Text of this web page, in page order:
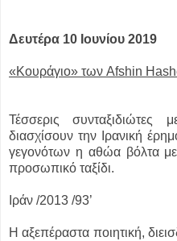
Δευτέρα 10 Ιουνίου 2019
«Κουράγιο» των Afshin
Τέσσερις
διασχίσουν την Ιρανική
γεγονότων η αθώα βόλτα
προσωπικό ταξίδι.
Ιράν /2013 /93’
Η αξεπέραστα ποιητική,